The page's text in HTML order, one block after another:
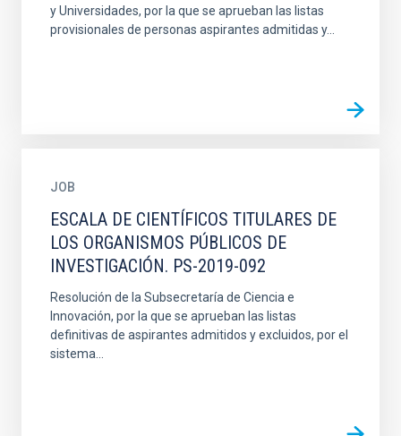
y Universidades, por la que se aprueban las listas
provisionales de personas aspirantes admitidas y...
JOB
ESCALA DE CIENTÍFICOS TITULARES DE
LOS ORGANISMOS PÚBLICOS DE
INVESTIGACIÓN. PS-2019-092
Resolución de la Subsecretaría de Ciencia e
Innovación, por la que se aprueban las listas
definitivas de aspirantes admitidos y excluidos, por el
sistema...